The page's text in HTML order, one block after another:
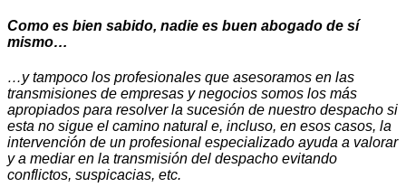
Como es bien sabido, nadie es buen abogado de sí
mismo…
…y tampoco los profesionales que asesoramos en las
transmisiones de empresas y negocios somos los más
apropiados para resolver la sucesión de nuestro despacho si
esta no sigue el camino natural e, incluso, en esos casos, la
intervención de un profesional especializado ayuda a valorar
y a mediar en la transmisión del despacho evitando
conflictos, suspicacias, etc.